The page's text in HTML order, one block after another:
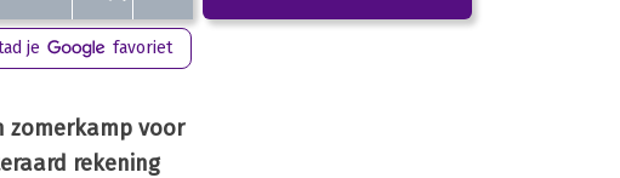
je favoriet
zomerkamp voor
rekening